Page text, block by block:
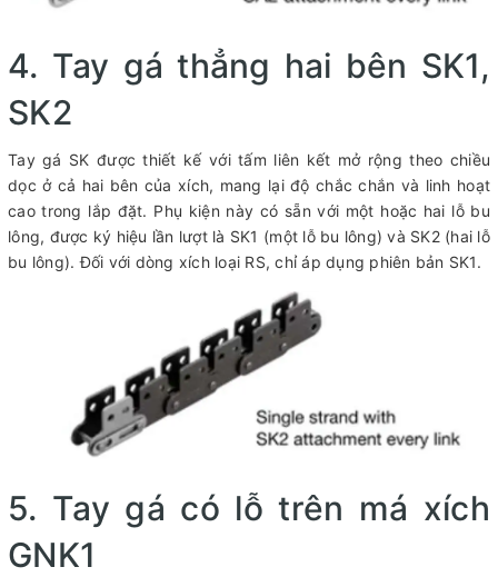
4. Tay gá thẳng hai bên SK1,
SK2
Tay gá SK được thiết kế với tấm liên kết mở rộng theo chiều
dọc ở cả hai bên của xích, mang lại độ chắc chắn và linh hoạt
cao trong lắp đặt. Phụ kiện này có sẵn với một hoặc hai lỗ bu
lông, được ký hiệu lần lượt là SK1 (một lỗ bu lông) và SK2 (hai lỗ
bu lông). Đối với dòng xích loại RS, chỉ áp dụng phiên bản SK1.
5. Tay gá có lỗ trên má xích
GNK1